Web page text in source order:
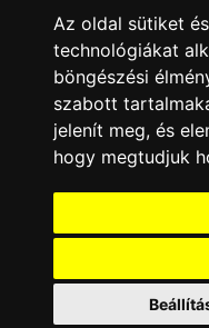
Az oldal sütiket
technológiákat
böngészési
szabott
jelenít meg, és
hogy megtudjuk